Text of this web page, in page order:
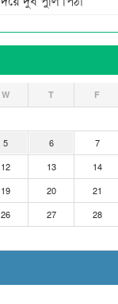
W T F
5 6 7
12 13 14
19 20 21
26 27 28